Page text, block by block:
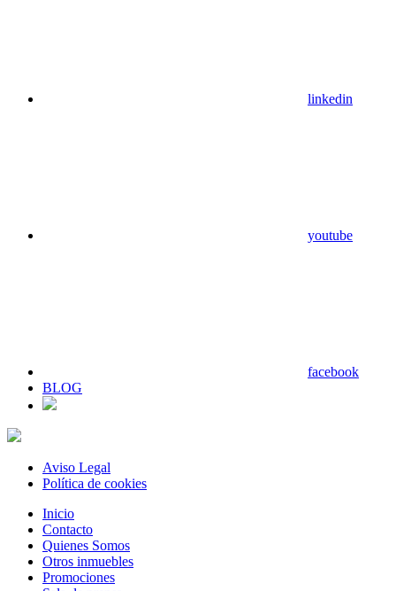
linkedin
youtube
facebook
BLOG
Aviso Legal
Política de cookies
Inicio
Contacto
Quienes Somos
Otros inmuebles
Promociones